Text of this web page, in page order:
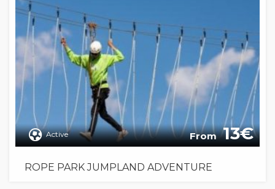
Active From 13
ROPE PARK JUMPLAND ADVENTURE